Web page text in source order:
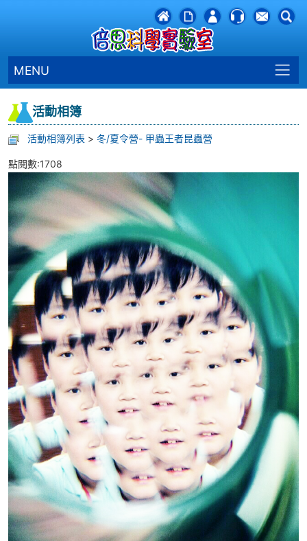
MENU
活動相簿
活動相簿列表 > 冬/夏令營- 甲蟲王者昆蟲營
點閱數:1708